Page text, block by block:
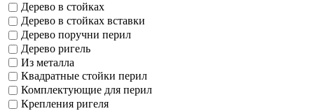
Дерево в стойках
Дерево в стойках вставки
Дерево поручни перил
Дерево ригель
Из металла
Квадратные стойки перил
Комплектующие для перил
Крепления ригеля